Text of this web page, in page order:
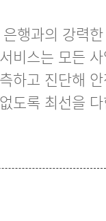
행과의 강력
비스는 모든
하고 진단해
도록 최선을